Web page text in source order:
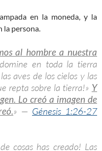
en la moneda, y la
la persona.
al hombre a nuestra
en toda la tierra
aves de los cielos y las
repta sobre la tierra!» Y
Lo creó a imagen de
» — Génesis 1:26-27
cosas has creado! Las